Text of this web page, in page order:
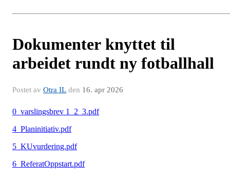
Dokumenter knyttet til
arbeidet rundt ny fotballhall
Postet av Otra IL den 16. apr 2026
0_varslingsbrev 1_2_3.pdf
4_Planinitiativ.pdf
5_KUvurdering.pdf
6_ReferatOppstart.pdf